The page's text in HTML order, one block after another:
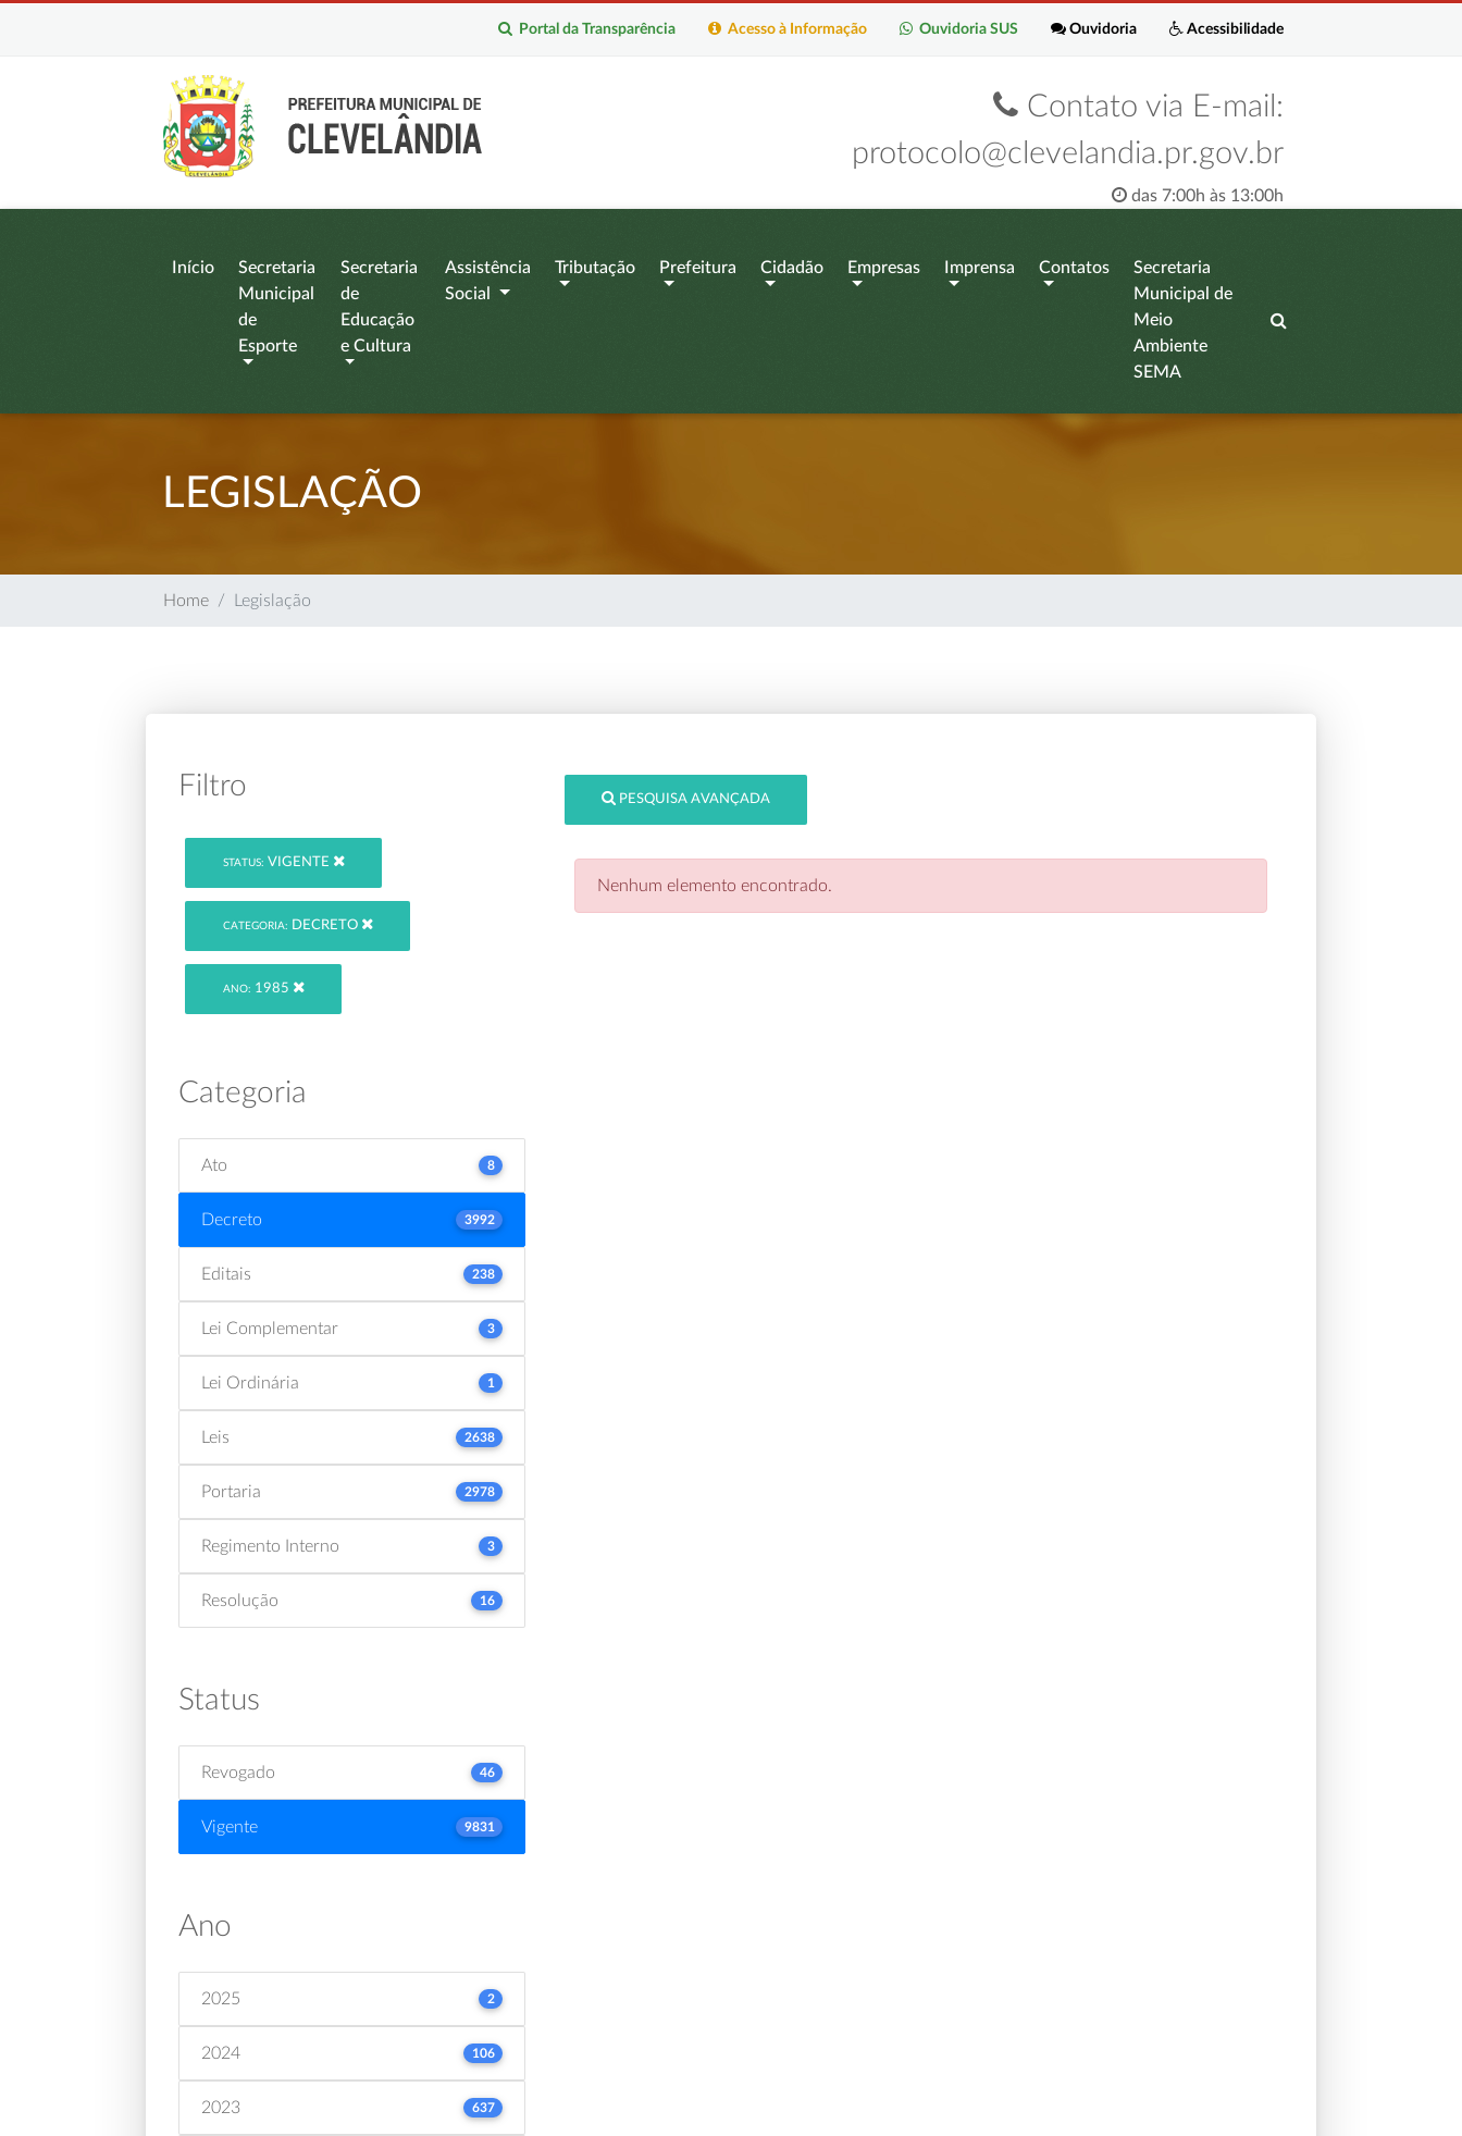
Acessibilidade
Ouvidoria
Ouvidoria SUS
Acesso à Informação
Portal da Transparência
Contato via E-mail:
protocolo@clevelandia.pr.gov.br
das 7:00h às 13:00h
Início
Secretaria
Municipal
de
Esporte
Secretaria
de
Educação
e Cultura
Assistência
Social
Tributação Prefeitura Cidadão Empresas Imprensa Contatos
Secretaria
Municipal de
Meio
Ambiente
SEMA
LEGISLAÇÃO
Home Legislação
Filtro
STATUS: VIGENTE
CATEGORIA: DECRETO
ANO: 1985
Categoria
Ato 8
Decreto 3992
Editais 238
Lei Complementar 3
Lei Ordinária 1
Leis 2638
Portaria 2978
Regimento Interno 3
Resolução 16
Status
Revogado 46
Vigente 9831
Ano
2025 2
2024 106
2023 637
PESQUISA AVANÇADA
Nenhum elemento encontrado.